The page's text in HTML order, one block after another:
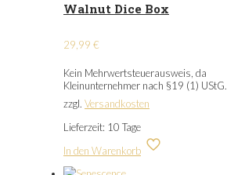
Walnut Dice Box
29,99 €
Kein Mehrwertsteuerausweis, da
Kleinunternehmer nach §19 (1) UStG.
zzgl. Versandkosten
Lieferzeit: 10 Tage
In den Warenkorb